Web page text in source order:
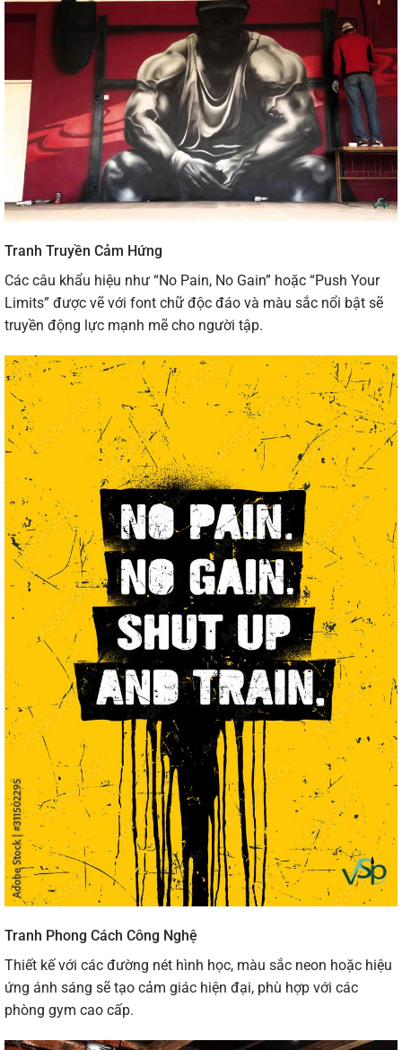
Tranh Truyền Cảm Hứng
Các câu khẩu hiệu như “No Pain, No Gain” hoặc “Push Your
Limits” được vẽ với font chữ độc đáo và màu sắc nổi bật sẽ
truyền động lực mạnh mẽ cho người tập.
Tranh Phong Cách Công Nghệ
Thiết kế với các đường nét hình học, màu sắc neon hoặc hiệu
ứng ánh sáng sẽ tạo cảm giác hiện đại, phù hợp với các
phòng gym cao cấp.